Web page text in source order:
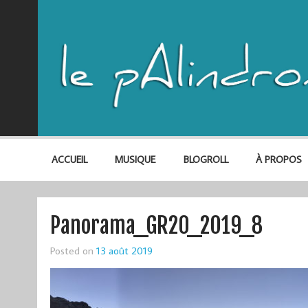
ACCUEIL MUSIQUE BLOGROLL À PROPOS
Panorama_GR20_2019_8
Posted on 13 août 2019